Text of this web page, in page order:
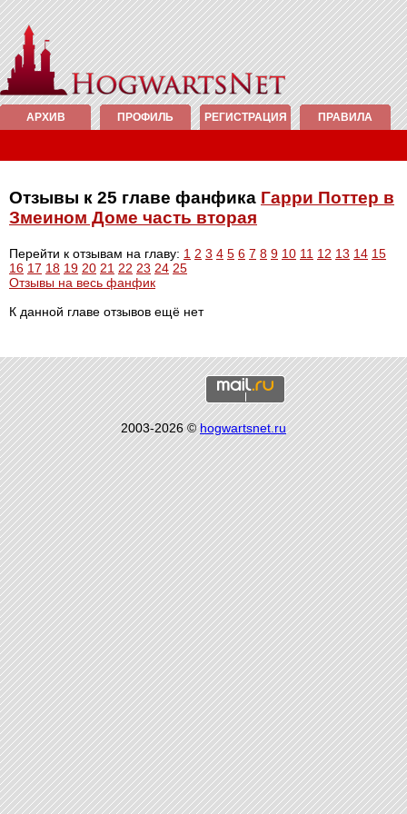
АРХИВ ПРОФИЛЬ РЕГИСТРАЦИЯ ПРАВИЛА
Отзывы к 25 главе фанфика Гарри Поттер в
Змеином Доме часть вторая
Перейти к отзывам на главу: 1 2 3 4 5 6 7 8 9 10 11 12 13 14 15
16 17 18 19 20 21 22 23 24 25
Отзывы на весь фанфик
К данной главе отзывов ещё нет
2003-2026 ©hogwartsnet.ru